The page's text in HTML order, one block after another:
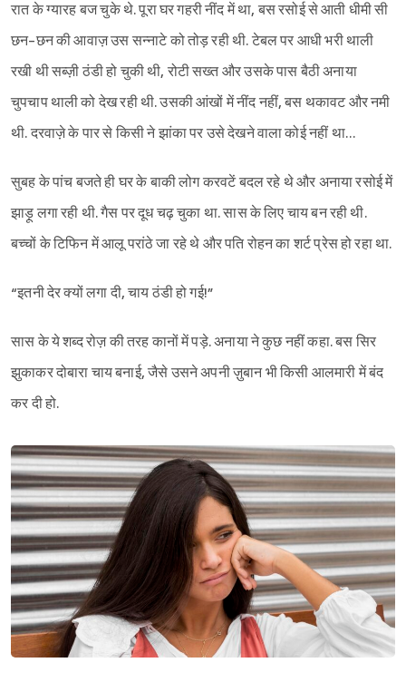
रात के ग्यारह बज चुके थे. पूरा घर गहरी नींद में था, बस रसोई से आती धीमी सी
छन-छन की आवाज़ उस सन्नाटे को तोड़ रही थी. टेबल पर आधी भरी थाली
रखी थी सब्ज़ी ठंडी हो चुकी थी, रोटी सख्त और उसके पास बैठी अनाया
चुपचाप थाली को देख रही थी. उसकी आंखों में नींद नहीं, बस थकावट और नमी
थी. दरवाज़े के पार से किसी ने झांका पर उसे देखने वाला कोई नहीं था…
सुबह के पांच बजते ही घर के बाकी लोग करवटें बदल रहे थे और अनाया रसोई में
झाड़ू लगा रही थी. गैस पर दूध चढ़ चुका था. सास के लिए चाय बन रही थी.
बच्चों के टिफिन में आलू परांठे जा रहे थे और पति रोहन का शर्ट प्रेस हो रहा था.
“इतनी देर क्यों लगा दी, चाय ठंडी हो गई!”
सास के ये शब्द रोज़ की तरह कानों में पड़े. अनाया ने कुछ नहीं कहा. बस सिर
झुकाकर दोबारा चाय बनाई, जैसे उसने अपनी ज़ुबान भी किसी आलमारी में बंद
कर दी हो.